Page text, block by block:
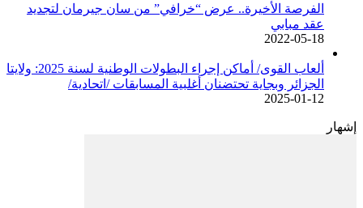
الفرصة الأخيرة.. عرض “خرافي” من سان جيرمان لتجديد
عقد مبابي
2022-05-18
ألعاب القوى/ أماكن إجراء البطولات الوطنية لسنة 2025: ولايتا
الجزائر وبجاية تحتضنان أغلبية المسابقات /اتحادية/
2025-01-12
إشهار